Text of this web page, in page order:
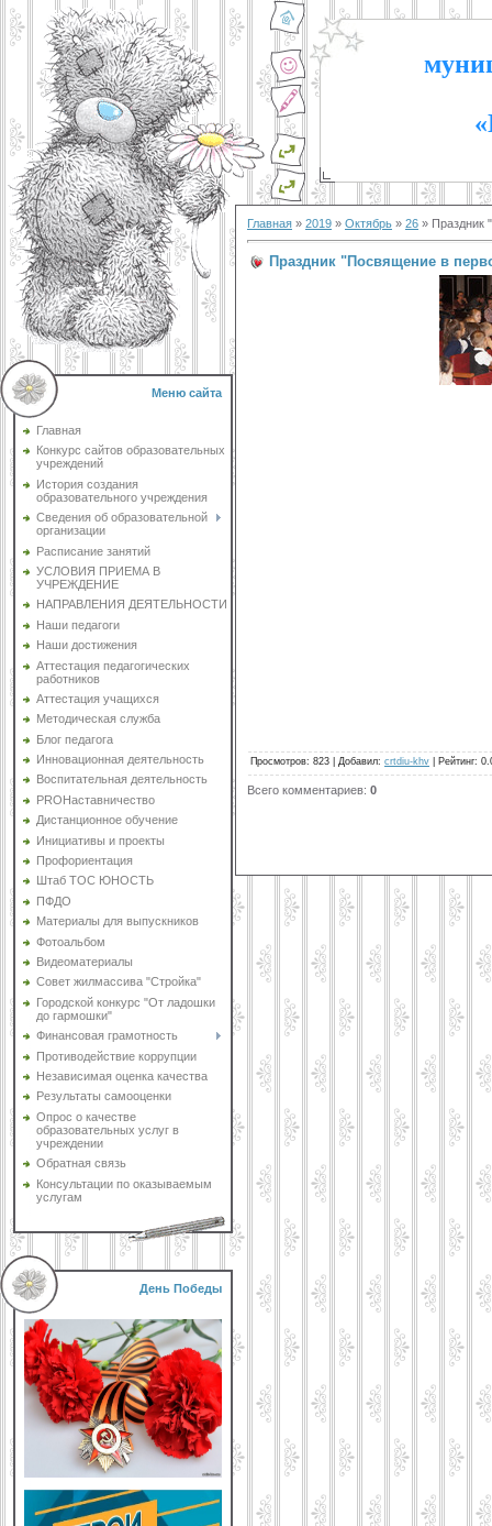
Меню сайта
Главная
Конкурс сайтов образовательных
учреждений
История создания
образовательного учреждения
Сведения об образовательной
организации
Расписание занятий
УСЛОВИЯ ПРИЕМА В
УЧРЕЖДЕНИЕ
НАПРАВЛЕНИЯ ДЕЯТЕЛЬНОСТИ
Наши педагоги
Наши достижения
Аттестация педагогических
работников
Аттестация учащихся
Методическая служба
Блог педагога
Инновационная деятельность
Воспитательная деятельность
PROНаставничество
Дистанционное обучение
Инициативы и проекты
Профориентация
Штаб ТОС ЮНОСТЬ
ПФДО
Материалы для выпускников
Фотоальбом
Видеоматериалы
Совет жилмассива "Стройка"
Городской конкурс "От ладошки
до гармошки"
Финансовая грамотность
Противодействие коррупции
Независимая оценка качества
Результаты самооценки
Опрос о качестве
образовательных услуг в
учреждении
Обратная связь
Консультации по оказываемым
услугам
День Победы
Главная » 2019 » Октябрь » 26 » Праздник
Праздник "Посвящение в
Просмотров: 823 Добавил: crtdiu-khv Рейтинг:
Всего комментариев: 0